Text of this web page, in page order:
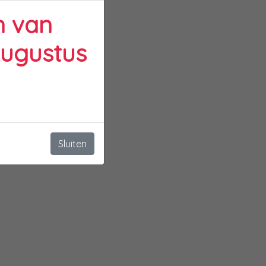
van
Sluiten